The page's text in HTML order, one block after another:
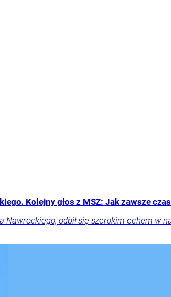
Kolejny głos z MSZ: Jak zawsze
Nawrockiego, odbił się szerokim echem w